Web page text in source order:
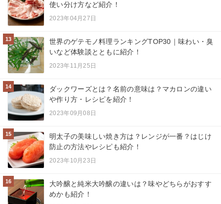
使い分け方など紹介！
2023年04月27日
13
世界のゲテモノ料理ランキングTOP30｜味わい・臭
いなど体験談とともに紹介！
2023年11月25日
14
ダックワーズとは？名前の意味は？マカロンの違い
や作り方・レシピを紹介！
2023年09月08日
15
明太子の美味しい焼き方は？レンジが一番？はじけ
防止の方法やレシピも紹介！
2023年10月23日
16
大吟醸と純米大吟醸の違いは？味やどちらがおすす
めかも紹介！